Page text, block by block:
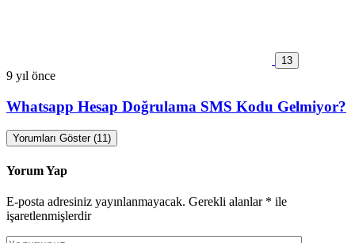
13
9 yıl önce
Whatsapp Hesap Doğrulama SMS Kodu Gelmiyor?
Yorumları Göster (11)
Yorum Yap
E-posta adresiniz yayınlanmayacak. Gerekli alanlar * ile
işaretlenmişlerdir